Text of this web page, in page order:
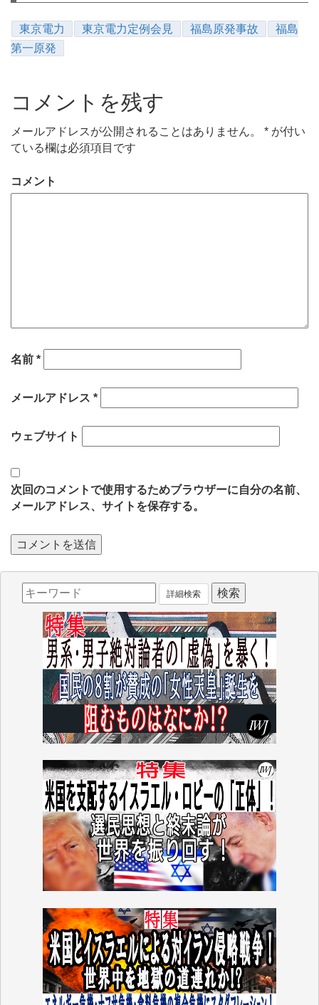
東京電力 東京電力定例会見 福島原発事故
福島
第一原発
コメントを残す
メールアドレスが公開されることはありません。 * が付い
ている欄は必須項目です
コメント
名前 *
メールアドレス *
ウェブサイト
次回のコメントで使用するためブラウザーに自分の名前、
メールアドレス、サイトを保存する。
詳細検索